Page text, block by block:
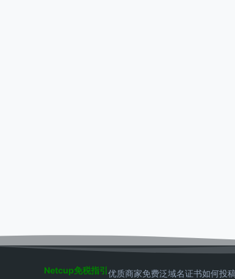
Netcup免税指引优质商家免费泛域名证书如何投